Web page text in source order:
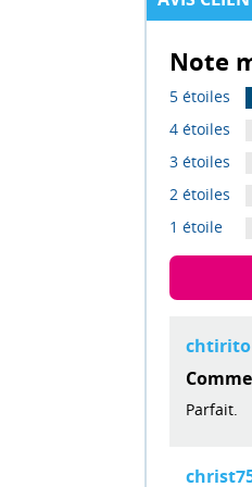
Note
5 étoiles
4 étoiles
3 étoiles
2 étoiles
1 étoile
chtirito
Parfait.